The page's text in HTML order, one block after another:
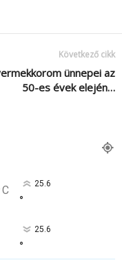
Következő cikk
ünnepei az
50-es évek elején…
C 25.6
°
25.6
°